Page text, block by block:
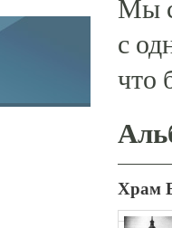
Мы
с
что
Храм